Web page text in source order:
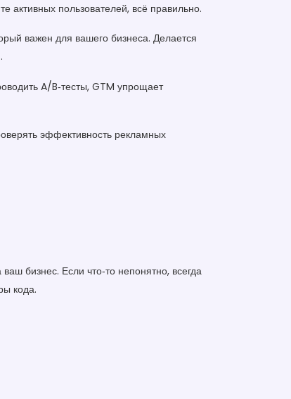
активных пользователей, всё правильно.
важен для вашего бизнеса. Делается
.
A/B‑тесты, GTM упрощает
эффективность рекламных
бизнес. Если что‑то непонятно, всегда
кода.